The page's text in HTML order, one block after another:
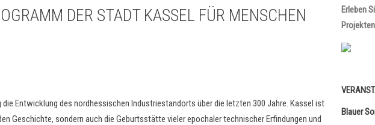
DER STADT KASSEL FÜR MENSCHEN
die Entwicklung des nordhessischen Industriestandorts über die letzten 300 Jahre. Kassel ist
Geschichte, sondern auch die Geburtsstätte vieler epochaler technischer Erfindungen und
Erleben
Blauer